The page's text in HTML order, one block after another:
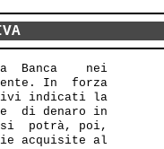
Banca    nei
In  forza
ivi indicati la
di denaro in
si  potrà, poi,
acquisite al